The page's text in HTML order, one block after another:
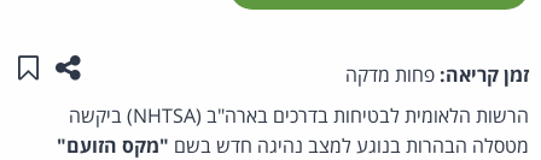
זמן קריאה: פחות מדקה שתפו
הרשות הלאומית לבטיחות בדרכים בארה"ב (NHTSA) ביקשה
מטסלה הבהרות בנוגע למצב נהיגה חדש בשם "מקס הזועם"